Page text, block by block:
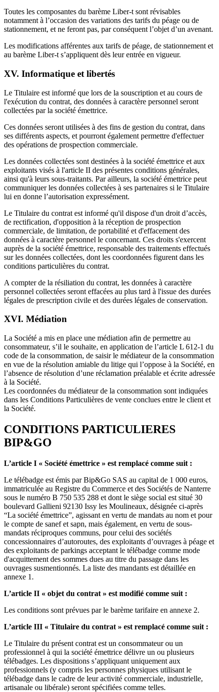
Toutes les composantes du barème Liber-t sont révisables
notamment à l’occasion des variations des tarifs du péage ou de
stationnement, et ne feront pas, par conséquent l’objet d’un avenant.
Les modifications afférentes aux tarifs de péage, de stationnement et
au barème Liber-t s’appliquent dès leur entrée en vigueur.
XV. Informatique et libertés
Le Titulaire est informé que lors de la souscription et au cours de
l'exécution du contrat, des données à caractère personnel seront
collectées par la société émettrice.
Ces données seront utilisées à des fins de gestion du contrat, dans
ses différents aspects, et pourront également permettre d'effectuer
des opérations de prospection commerciale.
Les données collectées sont destinées à la société émettrice et aux
exploitants visés à l'article II des présentes conditions générales,
ainsi qu'à leurs sous-traitants. Par ailleurs, la société émettrice peut
communiquer les données collectées à ses partenaires si le Titulaire
lui en donne l’autorisation expressément.
Le Titulaire du contrat est informé qu'il dispose d'un droit d’accès,
de rectification, d'opposition à la réception de prospection
commerciale, de limitation, de portabilité et d'effacement des
données à caractère personnel le concernant. Ces droits s'exercent
auprès de la société émettrice, responsable des traitements effectués
sur les données collectées, dont les coordonnées figurent dans les
conditions particulières du contrat.
A compter de la résiliation du contrat, les données à caractère
personnel collectées seront effacées au plus tard à l'issue des durées
légales de prescription civile et des durées légales de conservation.
XVI. Médiation
La Société a mis en place une médiation afin de permettre au
consommateur, s’il le souhaite, en application de l’article L 612-1 du
code de la consommation, de saisir le médiateur de la consommation
en vue de la résolution amiable du litige qui l’oppose à la Société, en
l’absence de résolution d’une réclamation préalable et écrite adressée
à la Société.
Les coordonnées du médiateur de la consommation sont indiquées
dans les Conditions Particulières de vente conclues entre le client et
la Société.
CONDITIONS PARTICULIERES
BIP&GO
L’article I « Société émettrice » est remplacé comme suit :
Le télébadge est émis par Bip&Go SAS au capital de 1 000 euros,
immatriculée au Registre du Commerce et des Sociétés de Nanterre
sous le numéro B 750 535 288 et dont le siège social est situé 30
boulevard Gallieni 92130 Issy les Moulineaux, désignée ci-après
“La société émettrice”, agissant en vertu de mandats au nom et pour
le compte de sanef et sapn, mais également, en vertu de sous-
mandats réciproques communs, pour celui des sociétés
concessionnaires d’autoroutes, des exploitants d’ouvrages à péage et
des exploitants de parkings acceptant le télébadge comme mode
d'acquittement des sommes dues au titre du passage dans les
ouvrages susmentionnés. La liste des mandants est détaillée en
annexe 1.
L’article II « objet du contrat » est modifié comme suit :
Les conditions sont prévues par le barème tarifaire en annexe 2.
L’article III « Titulaire du contrat » est remplacé comme suit :
Le Titulaire du présent contrat est un consommateur ou un
professionnel à qui la société émettrice délivre un ou plusieurs
télébadges. Les dispositions s’appliquant uniquement aux
professionnels (y compris les personnes physiques utilisant le
télébadge dans le cadre de leur activité commerciale, industrielle,
artisanale ou libérale) seront spécifiées comme telles.